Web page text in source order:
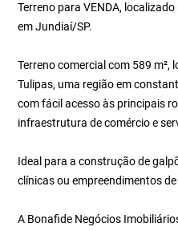
Terreno para VENDA,
em Jundiaí/SP.
Terreno comercial com 589
Tulipas, uma região em
com fácil acesso às principais
infraestrutura de comércio e
Ideal para a construção de
clínicas ou empreendimentos
A Bonafide Negócios